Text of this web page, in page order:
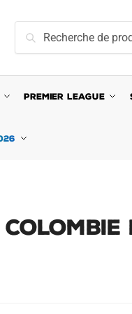
pour :
Recherche
PREMIER LEAGUE